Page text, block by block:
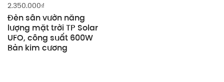
2.350.000₫
Đèn sân vườn năng
lượng mặt trời TP Solar
UFO, công suất 600W
Bản kim cương